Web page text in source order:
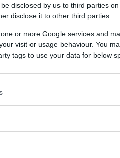
disclosed by us to third parties
disclose it to other third parties.
or more Google services and
visit or usage behaviour. You
tags to use your data for below
en 30-procentig
allergier, astma, artros,
eksem,
sjukdomar som MS
obalanser i
i tarmfloran även
organ samt